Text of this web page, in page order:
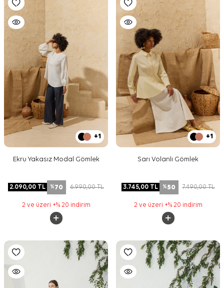
+1
Ekru Yakasız Modal Gömlek
2.090,00 TL %70 6.990,00TL
2 ve üzeri +% 20 indirim
+1
Sarı Volanlı Gömlek
3.745,00TL %50 7.490,00TL
2 ve üzeri +% 20 indirim